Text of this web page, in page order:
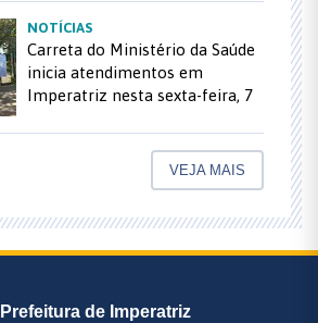
NOTÍCIAS
Carreta do Ministério da Saúde
inicia atendimentos em
Imperatriz nesta sexta-feira, 7
VEJA MAIS
Prefeitura de Imperatriz